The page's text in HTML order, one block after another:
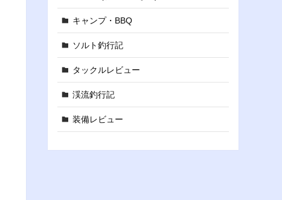
キャンプ・BBQ
ソルト釣行記
タックルレビュー
渓流釣行記
装備レビュー